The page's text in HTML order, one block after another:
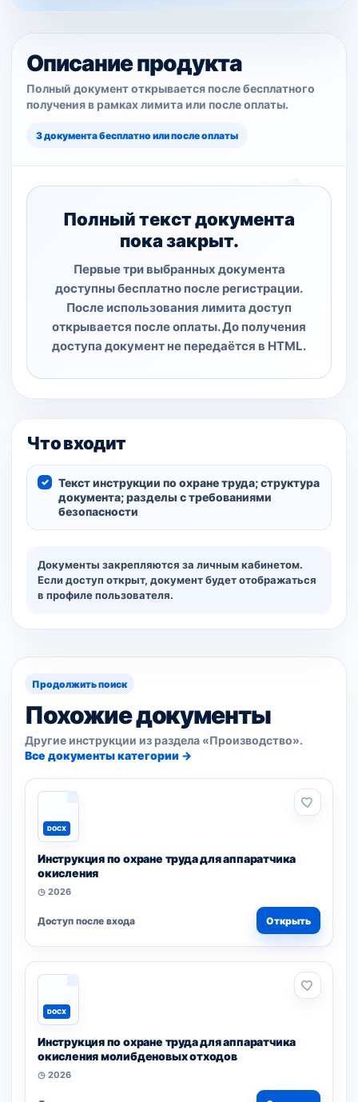
Описание продукта
Полный документ открывается после бесплатного
получения в рамках лимита или после оплаты.
3 документа бесплатно или после оплаты
Полный текст документа
пока закрыт.
Первые три выбранных документа
доступны бесплатно после регистрации.
После использования лимита доступ
открывается после оплаты. До получения
доступа документ не передаётся в HTML.
Что входит
Текст инструкции по охране труда; структура
документа; разделы с требованиями
безопасности
Документы закрепляются за личным кабинетом.
Если доступ открыт, документ будет отображаться
в профиле пользователя.
Продолжить поиск
Похожие документы
Другие инструкции из раздела «Производство».
Все документы категории →
DOCX
Инструкция по охране труда для аппаратчика
окисления
◷ 2026
Доступ после входа Открыть
DOCX
Инструкция по охране труда для аппаратчика
окисления молибденовых отходов
◷ 2026